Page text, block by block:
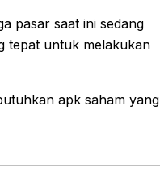
pasar saat ini sedang
tepat untuk melakukan
apk saham yang